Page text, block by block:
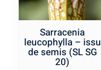
Sarracenia
leucophylla – issu
de semis (SL SG
20)